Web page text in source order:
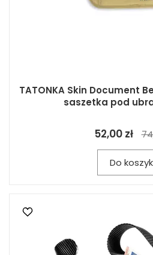
TATONKA Skin Document
saszetka pod
52,00 zł
Do